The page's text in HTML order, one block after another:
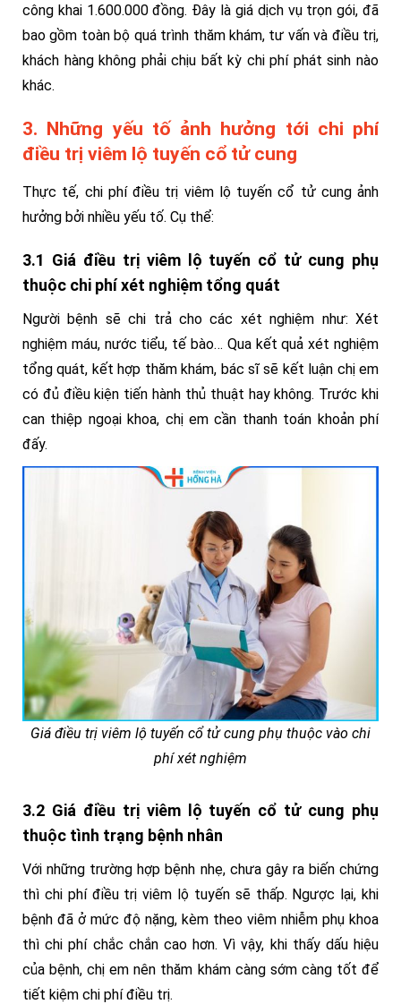
công khai 1.600.000 đồng. Đây là giá dịch vụ trọn gói, đã
bao gồm toàn bộ quá trình thăm khám, tư vấn và điều trị,
khách hàng không phải chịu bất kỳ chi phí phát sinh nào
khác.
3. Những yếu tố ảnh hưởng tới chi phí
điều trị viêm lộ tuyến cổ tử cung
Thực tế, chi phí điều trị viêm lộ tuyến cổ tử cung ảnh
hưởng bởi nhiều yếu tố. Cụ thể:
3.1 Giá điều trị viêm lộ tuyến cổ tử cung phụ
thuộc chi phí xét nghiệm tổng quát
Người bệnh sẽ chi trả cho các xét nghiệm như: Xét
nghiệm máu, nước tiểu, tế bào… Qua kết quả xét nghiệm
tổng quát, kết hợp thăm khám, bác sĩ sẽ kết luận chị em
có đủ điều kiện tiến hành thủ thuật hay không. Trước khi
can thiệp ngoại khoa, chị em cần thanh toán khoản phí
đấy.
Giá điều trị viêm lộ tuyến cổ tử cung phụ thuộc vào chi
phí xét nghiệm
3.2 Giá điều trị viêm lộ tuyến cổ tử cung phụ
thuộc tình trạng bệnh nhân
Với những trường hợp bệnh nhẹ, chưa gây ra biến chứng
thì chi phí điều trị viêm lộ tuyến sẽ thấp. Ngược lại, khi
bệnh đã ở mức độ nặng, kèm theo viêm nhiễm phụ khoa
thì chi phí chắc chắn cao hơn. Vì vậy, khi thấy dấu hiệu
của bệnh, chị em nên thăm khám càng sớm càng tốt để
tiết kiệm chi phí điều trị.